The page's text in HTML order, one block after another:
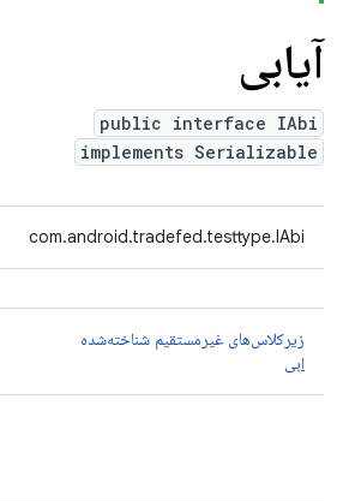
آیابی
public interface IAbi
implements Serializable
com.android.tradefed.testtype.IAbi
زیرکلاس‌های غیرمستقیم شناخته‌شده
ابی